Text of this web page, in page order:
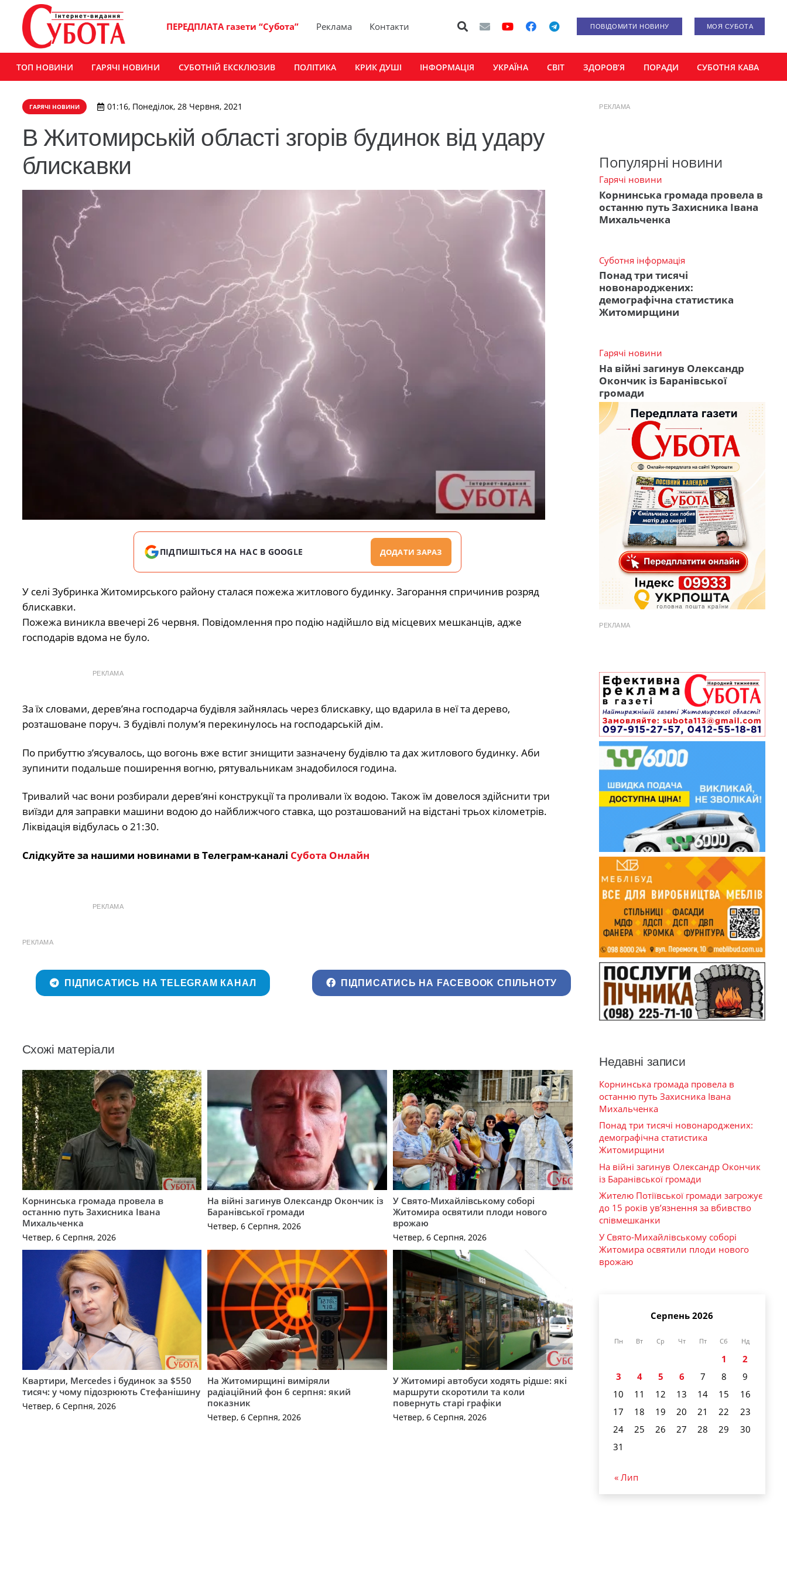
ПЕРЕДПЛАТА газети “Субота” Реклама Контакти ПОВІДОМИТИ НОВИНУ МОЯ СУБОТА
ТОП НОВИНИ ГАРЯЧІ НОВИНИ СУБОТНІЙ ЕКСКЛЮЗИВ ПОЛІТИКА КРИК ДУШІ ІНФОРМАЦІЯ УКРАЇНА СВІТ ЗДОРОВ’Я ПОРАДИ СУБОТНЯ КАВА
ГАРЯЧІ НОВИНИ 01:16, Понеділок, 28 Червня, 2021
В Житомирській області згорів будинок від удару
блискавки
ПІДПИШІТЬСЯ НА НАС В GOOGLE ДОДАТИ ЗАРАЗ
У селі Зубринка Житомирського району сталася пожежа житлового будинку. Загорання спричинив розряд
блискавки.
Пожежа виникла ввечері 26 червня. Повідомлення про подію надійшло від місцевих мешканців, адже
господарів вдома не було.
РЕКЛАМА
За їх словами, дерев’яна господарча будівля зайнялась через блискавку, що вдарила в неї та дерево,
розташоване поруч. З будівлі полум’я перекинулось на господарській дім.
По прибуттю з’ясувалось, що вогонь вже встиг знищити зазначену будівлю та дах житлового будинку. Аби
зупинити подальше поширення вогню, рятувальникам знадобилося година.
Тривалий час вони розбирали дерев’яні конструкції та проливали їх водою. Також їм довелося здійснити три
виїзди для заправки машини водою до найближчого ставка, що розташований на відстані трьох кілометрів.
Ліквідація відбулась о 21:30.
Слідкуйте за нашими новинами в Телеграм-каналі Субота Онлайн
РЕКЛАМА
РЕКЛАМА
ПІДПИСАТИСЬ НА TELEGRAM КАНАЛ ПІДПИСАТИСЬ НА FACEBOOK СПІЛЬНОТУ
Схожі матеріали
Корнинська громада провела в
останню путь Захисника Івана
Михальченка
Четвер, 6 Серпня, 2026
На війні загинув Олександр Окончик із
Баранівської громади
Четвер, 6 Серпня, 2026
У Свято-Михайлівському соборі
Житомира освятили плоди нового
врожаю
Четвер, 6 Серпня, 2026
Квартири, Mercedes і будинок за $550
тисяч: у чому підозрюють Стефанішину
Четвер, 6 Серпня, 2026
На Житомирщині виміряли
радіаційний фон 6 серпня: який
показник
Четвер, 6 Серпня, 2026
У Житомирі автобуси ходять рідше: які
маршрути скоротили та коли
повернуть старі графіки
Четвер, 6 Серпня, 2026
РЕКЛАМА
Популярні новини
Гарячі новини
Корнинська громада провела в
останню путь Захисника Івана
Михальченка
Суботня інформація
Понад три тисячі
новонароджених:
демографічна статистика
Житомирщини
Гарячі новини
На війні загинув Олександр
Окончик із Баранівської
громади
РЕКЛАМА
Недавні записи
Корнинська громада провела в
останню путь Захисника Івана
Михальченка
Понад три тисячі новонароджених:
демографічна статистика
Житомирщини
На війні загинув Олександр Окончик
із Баранівської громади
Жителю Потіївської громади загрожує
до 15 років ув’язнення за вбивство
співмешканки
У Свято-Михайлівському соборі
Житомира освятили плоди нового
врожаю
Серпень 2026
Пн Вт Ср Чт Пт Сб Нд
1
2
3
4 5 6 7 8
9
10
11 12 13 14 15
16
17
18 19 20 21 22
23
24
25 26 27 28 29
30
31
« Лип